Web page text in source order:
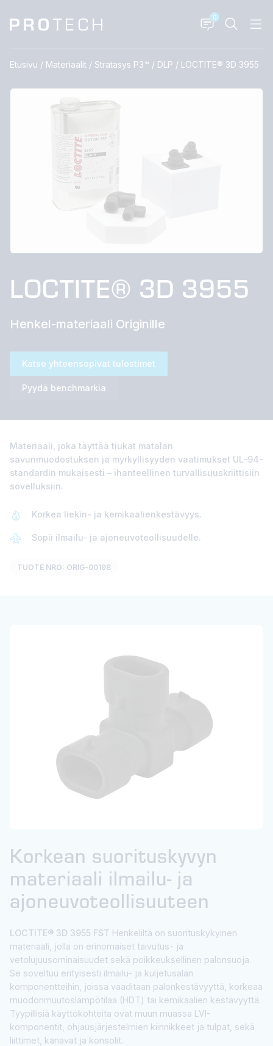
0
Etusivu / Materiaalit / Stratasys P3™ / DLP / LOCTITE® 3D 3955
LOCTITE® 3D 3955
Henkel-materiaali Originille
Katso yhteensopivat tulostimet
Pyydä benchmarkia
Materiaali, joka täyttää tiukat matalan
savunmuodostuksen ja myrkyllisyyden vaatimukset UL-94-
standardin mukaisesti – ihanteellinen turvallisuuskriittisiin
sovelluksiin.
Korkea liekin- ja kemikaalienkestävyys.
Sopii ilmailu- ja ajoneuvoteollisuudelle.
TUOTE NRO: ORIG-00198
Korkean suorituskyvyn
materiaali ilmailu- ja
ajoneuvoteollisuuteen
LOCTITE® 3D 3955 FST Henkeliltä on suorituskykyinen
materiaali, jolla on erinomaiset taivutus- ja
vetolujuusominaisuudet sekä poikkeuksellinen palonsuoja.
Se soveltuu erityisesti ilmailu- ja kuljetusalan
komponentteihin, joissa vaaditaan palonkestävyyttä, korkeaa
muodonmuutoslämpötilaa (HDT) tai kemikaalien kestävyyttä.
Tyypillisiä käyttökohteita ovat muun muassa LVI-
komponentit, ohjausjärjestelmien kiinnikkeet ja tulpat, sekä
liittimet, kanavat ja konsolit.